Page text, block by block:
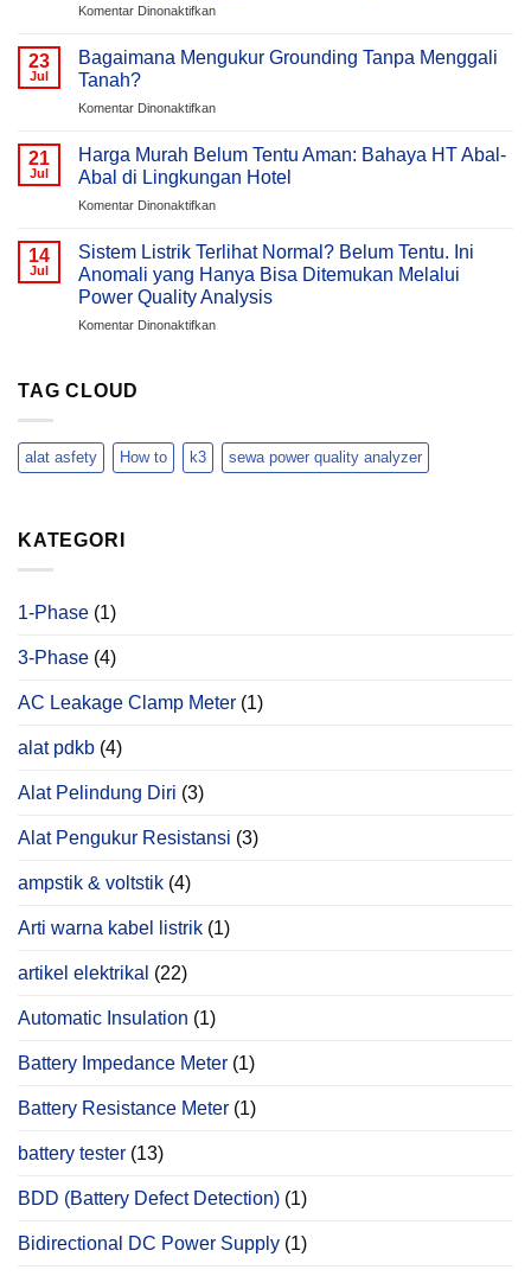
(AHF)
Sistem
Kelistrikan
Komentar Dinonaktifkanpada
Tegangan
Listrik
/
Meningkat
Pada
Malam
Hari
Memahami
Penyebab
Overvoltage
Swell)
PQ3198
23
Jul
Bagaimana Mengukur Grounding Tanpa Menggali
Tanah?
Komentar Dinonaktifkanpada
Mengukur
Grounding
Tanpa
Menggali
21
Jul
Harga Murah Belum Tentu Aman: Bahaya HT Abal-
Abal di Lingkungan Hotel
Komentar Dinonaktifkanpada
Murah
Tentu
Aman:
Bahaya
Hotel
14
Jul
Sistem Listrik Terlihat Normal? Belum Tentu. Ini
Anomali yang Hanya Bisa Ditemukan Melalui
Power Quality Analysis
Komentar Dinonaktifkanpada
Tentu.
TAG CLOUD
alat asfety How to k3 sewa power quality analyzer
KATEGORI
1-Phase (1)
3-Phase (4)
AC Leakage Clamp Meter (1)
alat pdkb (4)
Alat Pelindung Diri (3)
Alat Pengukur Resistansi (3)
ampstik & voltstik (4)
Arti warna kabel listrik (1)
artikel elektrikal (22)
Automatic Insulation (1)
Battery Impedance Meter (1)
Battery Resistance Meter (1)
battery tester (13)
BDD (Battery Defect Detection) (1)
Bidirectional DC Power Supply (1)